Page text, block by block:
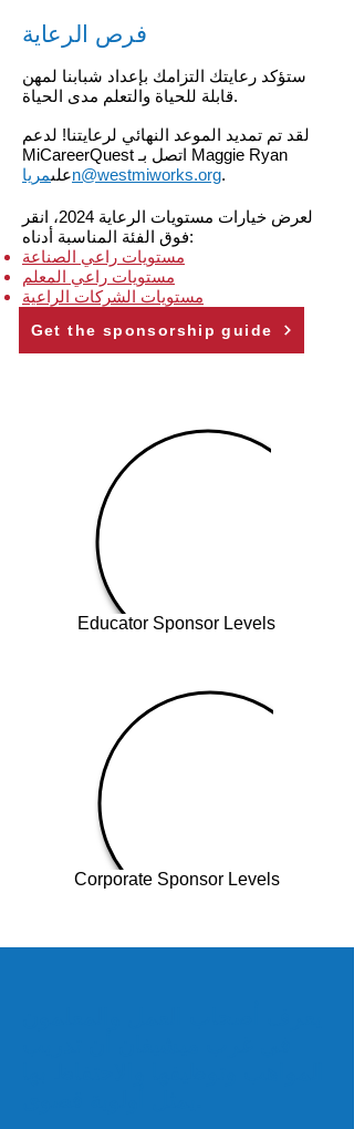
فرص الرعاية
ستؤكد رعايتك التزامك بإعداد شبابنا لمهن
قابلة للحياة والتعلم مدى الحياة.
لقد تم تمديد الموعد النهائي لرعايتنا! لدعم
MiCareerQuest اتصل بـ Maggie Ryan
علىمريا n@westmiworks.org.
لعرض خيارات مستويات الرعاية 2024، انقر
فوق الفئة المناسبة أدناه:
مستويات راعي الصناعة
مستويات راعي المعلم
مستويات الشركات الراعية
Get the sponsorship guide
Educator Sponsor Levels
Corporate Sponsor Levels